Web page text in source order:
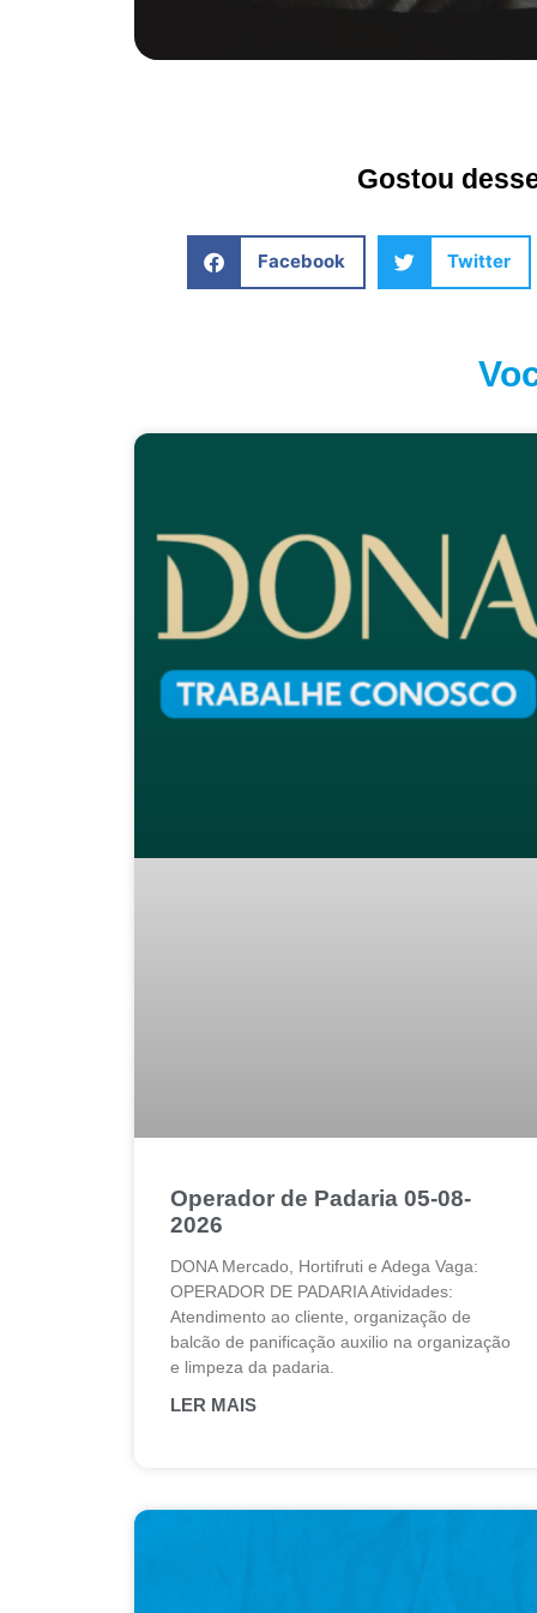
Gostou
Facebook Twitter
Operador de Padaria 05-08-
2026
DONA Mercado, Hortifruti e Adega Vaga:
OPERADOR DE PADARIA Atividades:
Atendimento ao cliente, organização de
balcão de panificação auxilio na organização
e limpeza da padaria.
LER MAIS